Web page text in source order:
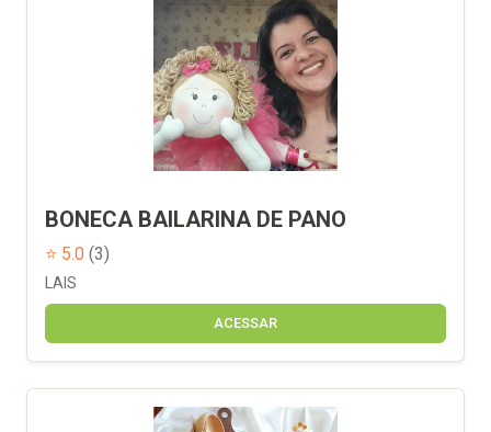
BONECA BAILARINA DE PANO
⭐ 5.0 (3)
LAIS
ACESSAR